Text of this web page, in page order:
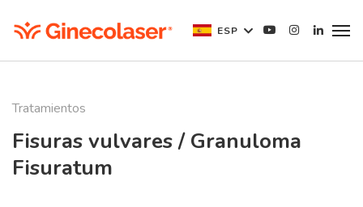
ESP
Tratamientos
Fisuras vulvares / Granuloma
Fisuratum